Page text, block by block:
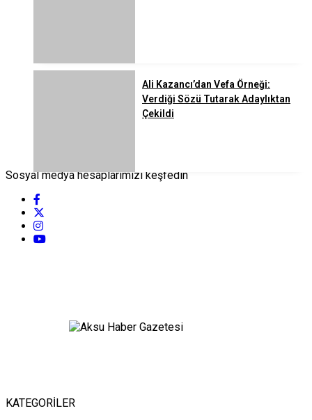
Ali Kazancı’dan Vefa Örneği:
Verdiği Sözü Tutarak Adaylıktan
Çekildi
Sosyal medya hesaplarımızı keşfedin
KATEGORİLER